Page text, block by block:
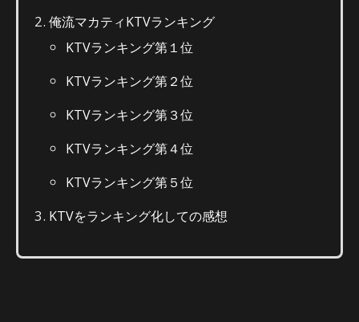
俺流マカティKTVランキング
KTVランキング第１位
KTVランキング第２位
KTVランキング第３位
KTVランキング第４位
KTVランキング第５位
KTVをランキング化しての感想